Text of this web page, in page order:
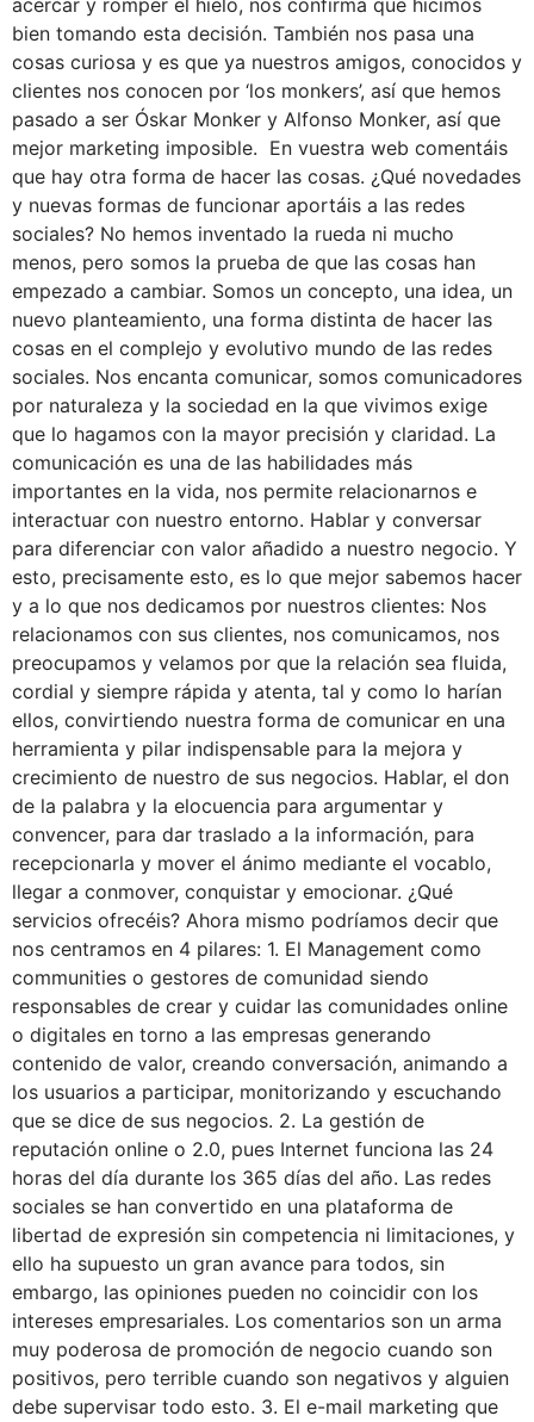
acercar y romper el hielo, nos confirma que hicimos
bien tomando esta decisión. También nos pasa una
cosas curiosa y es que ya nuestros amigos, conocidos y
clientes nos conocen por ‘los monkers’, así que hemos
pasado a ser Óskar Monker y Alfonso Monker, así que
mejor marketing imposible. En vuestra web comentáis
que hay otra forma de hacer las cosas. ¿Qué novedades
y nuevas formas de funcionar aportáis a las redes
sociales? No hemos inventado la rueda ni mucho
menos, pero somos la prueba de que las cosas han
empezado a cambiar. Somos un concepto, una idea, un
nuevo planteamiento, una forma distinta de hacer las
cosas en el complejo y evolutivo mundo de las redes
sociales. Nos encanta comunicar, somos comunicadores
por naturaleza y la sociedad en la que vivimos exige
que lo hagamos con la mayor precisión y claridad. La
comunicación es una de las habilidades más
importantes en la vida, nos permite relacionarnos e
interactuar con nuestro entorno. Hablar y conversar
para diferenciar con valor añadido a nuestro negocio. Y
esto, precisamente esto, es lo que mejor sabemos hacer
y a lo que nos dedicamos por nuestros clientes: Nos
relacionamos con sus clientes, nos comunicamos, nos
preocupamos y velamos por que la relación sea fluida,
cordial y siempre rápida y atenta, tal y como lo harían
ellos, convirtiendo nuestra forma de comunicar en una
herramienta y pilar indispensable para la mejora y
crecimiento de nuestro de sus negocios. Hablar, el don
de la palabra y la elocuencia para argumentar y
convencer, para dar traslado a la información, para
recepcionarla y mover el ánimo mediante el vocablo,
llegar a conmover, conquistar y emocionar. ¿Qué
servicios ofrecéis? Ahora mismo podríamos decir que
nos centramos en 4 pilares: 1. El Management como
communities o gestores de comunidad siendo
responsables de crear y cuidar las comunidades online
o digitales en torno a las empresas generando
contenido de valor, creando conversación, animando a
los usuarios a participar, monitorizando y escuchando
que se dice de sus negocios. 2. La gestión de
reputación online o 2.0, pues Internet funciona las 24
horas del día durante los 365 días del año. Las redes
sociales se han convertido en una plataforma de
libertad de expresión sin competencia ni limitaciones, y
ello ha supuesto un gran avance para todos, sin
embargo, las opiniones pueden no coincidir con los
intereses empresariales. Los comentarios son un arma
muy poderosa de promoción de negocio cuando son
positivos, pero terrible cuando son negativos y alguien
debe supervisar todo esto. 3. El e-mail marketing que